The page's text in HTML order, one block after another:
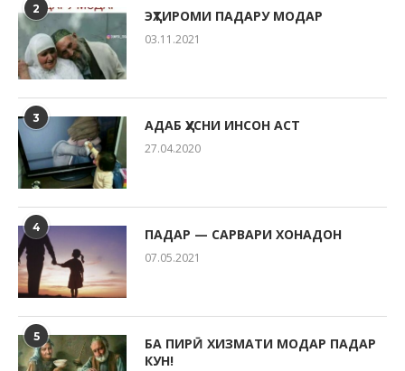
2 ЭҲТИРОМИ ПАДАРУ МОДАР
03.11.2021
3 АДАБ ҲУСНИ ИНСОН АСТ
27.04.2020
4 ПАДАР — САРВАРИ ХОНАДОН
07.05.2021
5
БА ПИРӢ ХИЗМАТИ МОДАР ПАДАР
КУН!